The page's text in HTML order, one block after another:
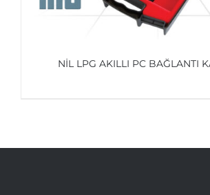
NİL LPG AKILLI PC BAĞLANTI